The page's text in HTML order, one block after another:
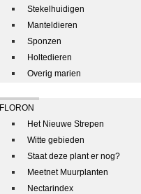
Stekelhuidigen
Manteldieren
Sponzen
Holtedieren
Overig marien
FLORON
Het Nieuwe Strepen
Witte gebieden
Staat deze plant er nog?
Meetnet Muurplanten
Nectarindex